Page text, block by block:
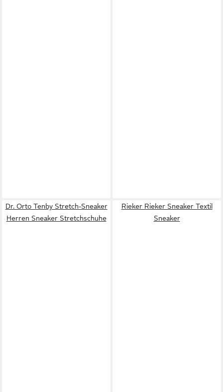
Dr. Orto Tenby Stretch-Sneaker
Herren Sneaker Stretchschuhe
Rieker Rieker Sneaker Textil
Sneaker